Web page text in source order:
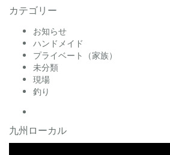
カテゴリー
お知らせ
ハンドメイド
プライベート（家族）
未分類
現場
釣り
九州ローカル